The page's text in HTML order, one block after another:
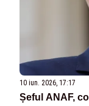
10 iun. 2026, 17:17
Șeful ANAF,